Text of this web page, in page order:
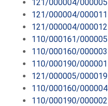
121/000004/000005
121/000004/000011
121/000004/000012
110/000161/000005
110/000160/000003
110/000190/000001
121/000005/000019
110/000160/000004
110/000190/000002